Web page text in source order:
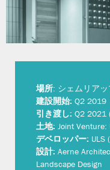
場所: シェムリア
建設開始: Q2 2019
引き渡し: Q2 2021
土地: Joint Venture:
デベロッパー: ULS
設計: Aerne
Landscape Design